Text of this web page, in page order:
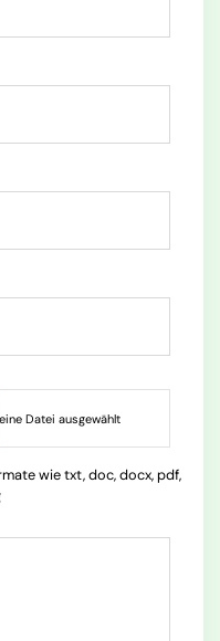
wie txt, doc, docx, pdf,